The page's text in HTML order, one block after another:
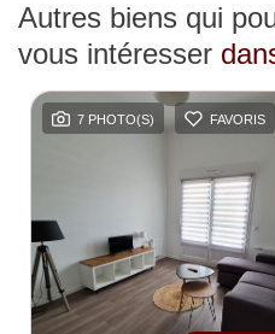
Autres biens qui
vous intéresser
7 PHOTO(S) FAVORIS